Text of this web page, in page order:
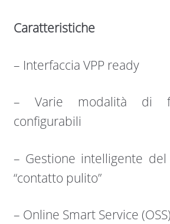
Caratteristiche
– Interfaccia VPP ready
– Varie modalità di
configurabili
– Gestione intelligente
“contatto pulito”
– Online Smart Service (OSS)